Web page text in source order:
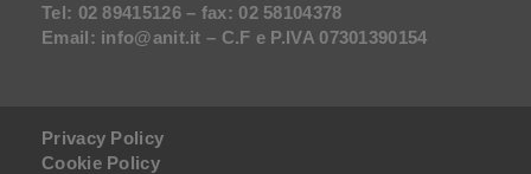
Tel: 02 89415126 – fax: 02 58104378
Email: info@anit.it – C.F e P.IVA 07301390154
Privacy Policy
Cookie Policy